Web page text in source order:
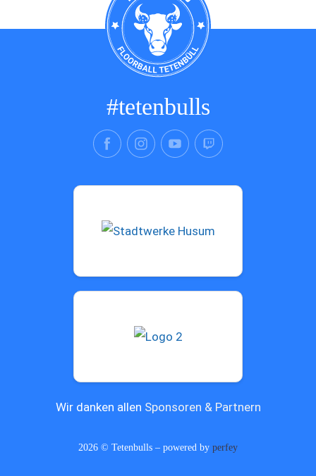
#tetenbulls
Wir danken allen Sponsoren & Partnern
2026 © Tetenbulls – powered by perfey